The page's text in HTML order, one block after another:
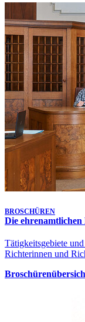
Klagen in
Heute, 09:15
Gütetermin
Klagen in
Heute, 09:20
Gütetermin
Klagen in
Heute, 09:30
Gütetermin
Klagen in
Heute, 09:30
Gütetermin
Klagen in
Heute, 09:40
Gütetermin
Klagen in
Letzte
Heute, 07:25
BROSCHÜREN
Die
Tätigkeitsgebiete
Richterinnen und